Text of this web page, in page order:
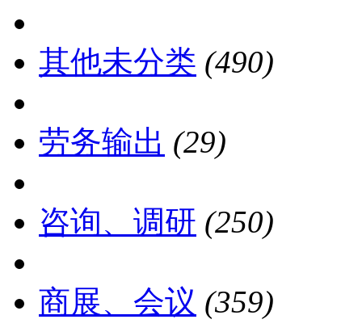
其他未分类 (490)
劳务输出 (29)
咨询、调研 (250)
商展、会议 (359)